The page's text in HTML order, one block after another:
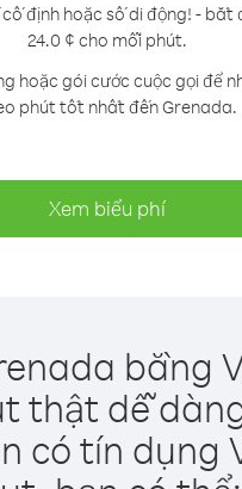
định hoặc số di động! - bắt
24.0 ¢ cho mỗi phút.
hoặc gói cước cuộc gọi để
phút tốt nhất đến Grenada.
Xem biểu phí
bằng
thật dễ
có tín dụng